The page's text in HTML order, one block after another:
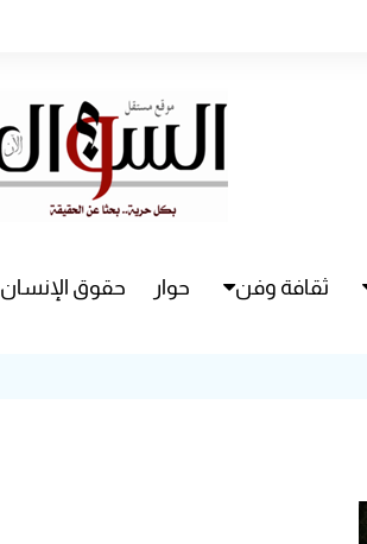
ثقافة وفن حوار حقوق الإنسان